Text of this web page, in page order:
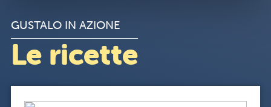
GUSTALO IN AZIONE
Le ricette